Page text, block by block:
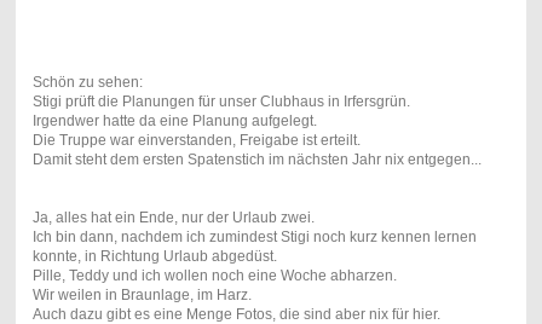
Schön zu sehen:
Stigi prüft die Planungen für unser Clubhaus in Irfersgrün.
Irgendwer hatte da eine Planung aufgelegt.
Die Truppe war einverstanden, Freigabe ist erteilt.
Damit steht dem ersten Spatenstich im nächsten Jahr nix entgegen...
Ja, alles hat ein Ende, nur der Urlaub zwei.
Ich bin dann, nachdem ich zumindest Stigi noch kurz kennen lernen
konnte, in Richtung Urlaub abgedüst.
Pille, Teddy und ich wollen noch eine Woche abharzen.
Wir weilen in Braunlage, im Harz.
Auch dazu gibt es eine Menge Fotos, die sind aber nix für hier.